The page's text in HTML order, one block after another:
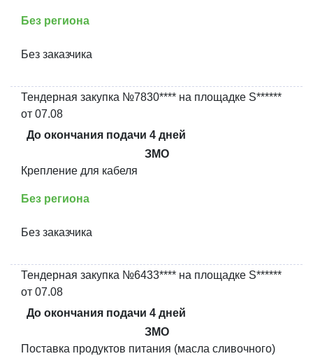
Без региона
Без заказчика
Тендерная закупка №7830**** на площадке S******
от 07.08
До окончания подачи 4 дней
ЗМО
Крепление для кабеля
Без региона
Без заказчика
Тендерная закупка №6433**** на площадке S******
от 07.08
До окончания подачи 4 дней
ЗМО
Поставка продуктов питания (масла сливочного)